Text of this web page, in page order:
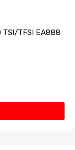
TSI/TFSI EA888